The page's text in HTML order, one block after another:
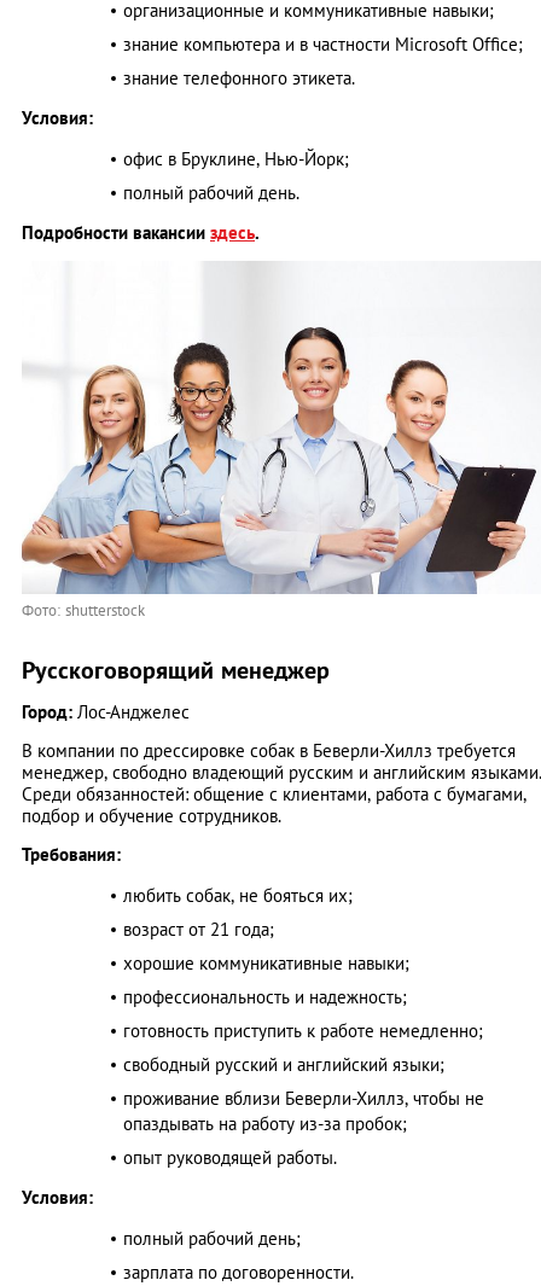
организационные и коммуникативные навыки;
знание компьютера и в частности Microsoft Office;
знание телефонного этикета.
Условия:
офис в Бруклине, Нью-Йорк;
полный рабочий день.
Подробности вакансии здесь.
Фото: shutterstock
Русскоговорящий менеджер
Город: Лос-Анджелес
В компании по дрессировке собак в Беверли-Хиллз требуется
менеджер, свободно владеющий русским и английским языками.
Среди обязанностей: общение с клиентами, работа с бумагами,
подбор и обучение сотрудников.
Требования:
любить собак, не бояться их;
возраст от 21 года;
хорошие коммуникативные навыки;
профессиональность и надежность;
готовность приступить к работе немедленно;
свободный русский и английский языки;
проживание вблизи Беверли-Хиллз, чтобы не
опаздывать на работу из-за пробок;
опыт руководящей работы.
Условия:
полный рабочий день;
зарплата по договоренности.